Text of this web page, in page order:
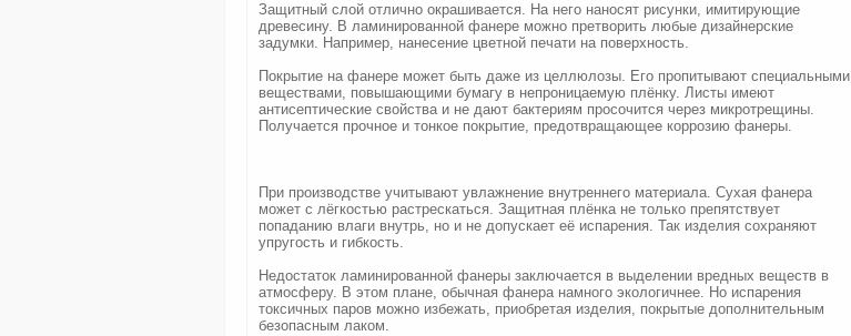
Защитный слой отлично окрашивается. На него наносят рисунки, имитирующие
древесину. В ламинированной фанере можно претворить любые дизайнерские
задумки. Например, нанесение цветной печати на поверхность.
Покрытие на фанере может быть даже из целлюлозы. Его пропитывают специальными
веществами, повышающими бумагу в непроницаемую плёнку. Листы имеют
антисептические свойства и не дают бактериям просочится через микротрещины.
Получается прочное и тонкое покрытие, предотвращающее коррозию фанеры.
При производстве учитывают увлажнение внутреннего материала. Сухая фанера
может с лёгкостью растрескаться. Защитная плёнка не только препятствует
попаданию влаги внутрь, но и не допускает её испарения. Так изделия сохраняют
упругость и гибкость.
Недостаток ламинированной фанеры заключается в выделении вредных веществ в
атмосферу. В этом плане, обычная фанера намного экологичнее. Но испарения
токсичных паров можно избежать, приобретая изделия, покрытые дополнительным
безопасным лаком.